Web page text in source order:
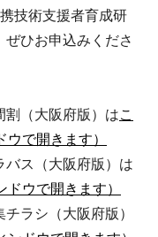
技術支援者育成研
ひお申込みくださ
（大阪府版）はこ
で開きます）
ス（大阪府版）は
ウで開きます）
ラシ（大阪府版）